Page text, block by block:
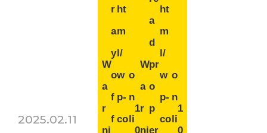
2025.02.11
W
a
r
ni
r
a
y
o
f
f
ht
m
l/
w
p-
co
o
n
li
1
0
W
a
r
ni
a
d
pr
o
p
er
ht
m
l/
w
p-
co
o
n
li
1
0